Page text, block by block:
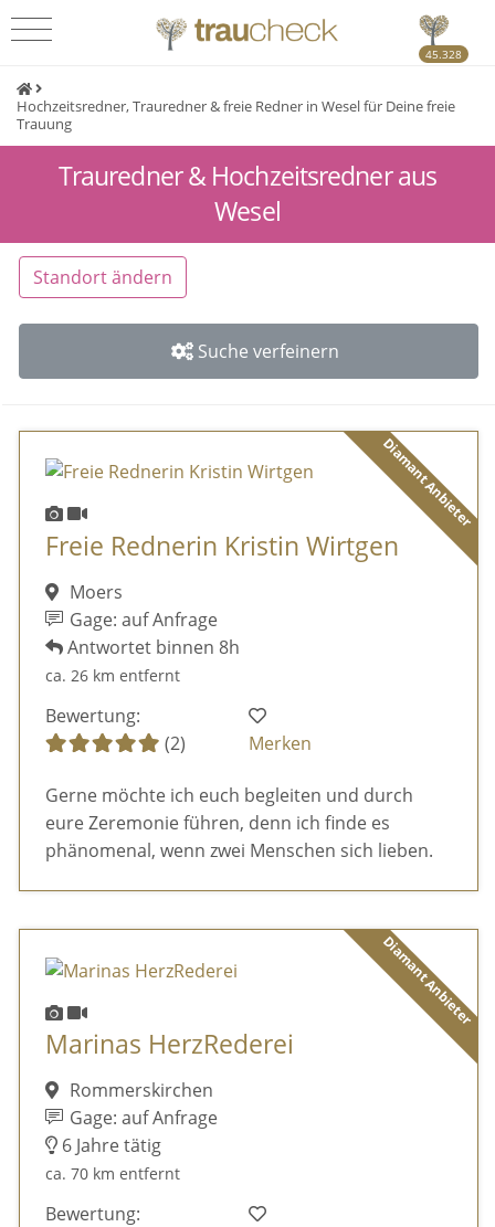
45.328
Hochzeitsredner, Trauredner & freie Redner in Wesel für Deine freie
Trauung
Trauredner & Hochzeitsredner aus
Wesel
Standort ändern
Suche verfeinern
Diamant Anbieter
Freie Rednerin Kristin Wirtgen
Moers
Gage: auf Anfrage
Antwortet binnen 8h
ca. 26 km entfernt
Bewertung:
(2)
Merken
Gerne möchte ich euch begleiten und durch
eure Zeremonie führen, denn ich finde es
phänomenal, wenn zwei Menschen sich lieben.
Diamant Anbieter
Marinas HerzRederei
Rommerskirchen
Gage: auf Anfrage
6 Jahre tätig
ca. 70 km entfernt
Bewertung: